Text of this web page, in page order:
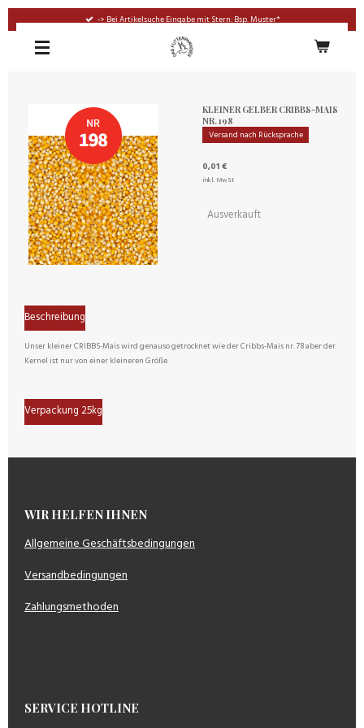
springen
-> Bei Artikelsuche Eingabe mit Stern: Bsp. Muster*
KLEINER GELBER CRIBBS-MAIS
NR. 198
Versand nach Rücksprache
0,01 €
inkl. MwSt
Ausverkauft
Beschreibung
Unser kleiner CRIBBS-Mais wird genauso getrocknet wie der Cribbs-Mais nr. 78 aber der
Kernel ist nur von einer kleineren Größe.
Verpackung 25kg
WIR HELFEN IHNEN
Allgemeine Geschäftsbedingungen
Versandbedingungen
Zahlungsmethoden
SERVICE HOTLINE